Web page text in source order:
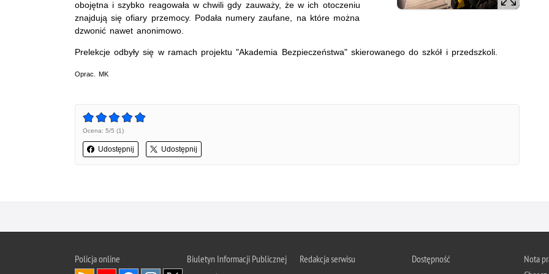
obojętna i szybko reagowała w chwili gdy zauważy, że w ich otoczeniu
znajdują się ofiary przemocy. Podała numery zaufane, na które można
dzwonić nawet anonimowo.
Prelekcje odbyły się w ramach projektu "Akademia Bezpieczeństwa" skierowanego do szkół i przedszkoli.
Oprac. MK
Ocena: 5/5 (1)
Udostępnij Udostępnij
Policja online Biuletyn Informacji Publicznej
Redakcja serwisu
Dostępność
Nota